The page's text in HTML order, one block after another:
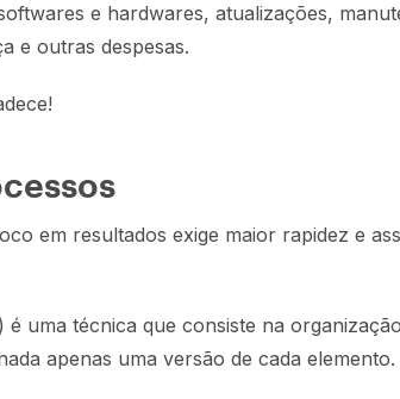
e hardwares, atualizações,
e outras despesas.
em resultados exige maior rapidez e
é uma técnica que consiste na
apenas uma versão de cada elemento.